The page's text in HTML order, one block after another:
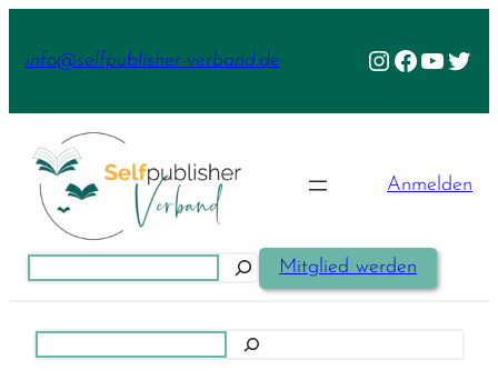
Inhalt
info@selfpublisher-verband.de Instagram
Facebook
Anmelden
Mitglied werden